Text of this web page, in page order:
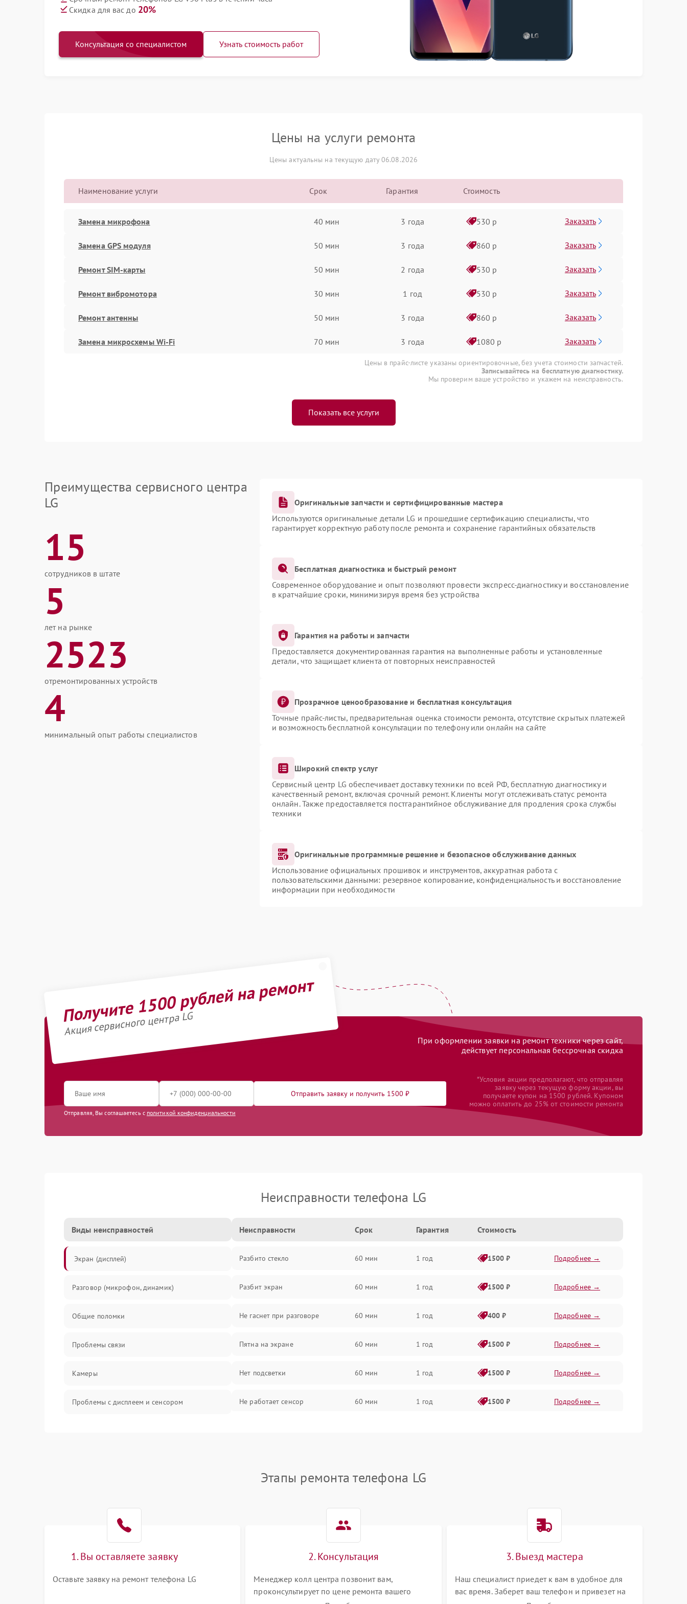
Скидка для вас до 20%
Консультация со специалистом Узнать стоимость работ
Цены на услуги ремонта
Цены актуальны на текущую дату 06.08.2026
Наименование услуги Срок Гарантия Стоимость
Замена микрофона 40 мин 3 года 530 р Заказать
Замена GPS модуля 50 мин 3 года 860 р Заказать
Ремонт SIM-карты 50 мин 2 года 530 р Заказать
Ремонт вибромотора 30 мин 1 год 530 р Заказать
Ремонт антенны 50 мин 3 года 860 р Заказать
Замена микросхемы Wi-Fi 70 мин 3 года 1080 р Заказать
Цены в прайс-листе указаны ориентировочные, без учета стоимости запчастей.
Записывайтесь на бесплатную диагностику.
Мы проверим ваше устройство и укажем на неисправность.
Показать все услуги
Преимущества сервисного центра
LG
15
сотрудников в штате
5
лет на рынке
2523
отремонтированных устройств
4
минимальный опыт работы специалистов
Оригинальные запчасти и сертифицированные мастера
Используются оригинальные детали LG и прошедшие сертификацию специалисты, что
гарантирует корректную работу после ремонта и сохранение гарантийных обязательств
Бесплатная диагностика и быстрый ремонт
Современное оборудование и опыт позволяют провести экспресс-диагностику и восстановление
в кратчайшие сроки, минимизируя время без устройства
Гарантия на работы и запчасти
Предоставляется документированная гарантия на выполненные работы и установленные
детали, что защищает клиента от повторных неисправностей
Прозрачное ценообразование и бесплатная консультация
Точные прайс-листы, предварительная оценка стоимости ремонта, отсутствие скрытых платежей
и возможность бесплатной консультации по телефону или онлайн на сайте
Широкий спектр услуг
Сервисный центр LG обеспечивает доставку техники по всей РФ, бесплатную диагностику и
качественный ремонт, включая срочный ремонт. Клиенты могут отслеживать статус ремонта
онлайн. Также предоставляется постгарантийное обслуживание для продления срока службы
техники
Оригинальные программные решение и безопасное обслуживание данных
Использование официальных прошивок и инструментов, аккуратная работа с
пользовательскими данными: резервное копирование, конфиденциальность и восстановление
информации при необходимости
Получите 1500 рублей на ремонт
Акция сервисного центра LG
При оформлении заявки на ремонт техники через сайт,
действует персональная бессрочная скидка
Отправить заявку и получить 1500 ₽
Отправляя, Вы соглашаетесь с политикой конфиденциальности
*Условия акции предполагают, что отправляя
заявку через текущую форму акции, вы
получаете купон на 1500 рублей. Купоном
можно оплатить до 25% от стоимости ремонта
Неисправности телефона LG
Виды неисправностей
Экран (дисплей)
Разговор (микрофон, динамик)
Общие поломки
Проблемы связи
Камеры
Проблемы с дисплеем и сенсором
Неисправности Срок Гарантия Стоимость
Разбито стекло 60 мин 1 год 1500 ₽ Подробнее →
Разбит экран 60 мин 1 год 1500 ₽ Подробнее →
Не гаснет при разговоре 60 мин 1 год 400 ₽ Подробнее →
Пятна на экране 60 мин 1 год 1500 ₽ Подробнее →
Нет подсветки 60 мин 1 год 1500 ₽ Подробнее →
Не работает сенсор 60 мин 1 год 1500 ₽ Подробнее →
Не работает Face ID
Этапы ремонта телефона LG
1. Вы оставляете заявку
Оставьте заявку на ремонт телефона LG
2. Консультация
Менеджер колл центра позвонит вам,
проконсультирует по цене ремонта вашего
3. Выезд мастера
Наш специалист приедет к вам в удобное для
вас время. Заберет ваш телефон и привезет на